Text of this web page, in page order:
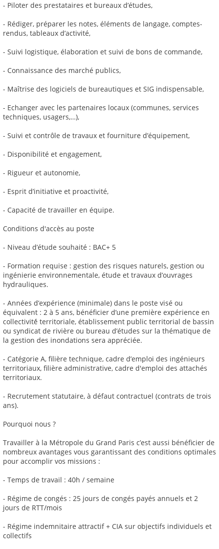
- Piloter des prestataires et bureaux d’études,
- Rédiger, préparer les notes, éléments de langage, comptes-
rendus, tableaux d’activité,
- Suivi logistique, élaboration et suivi de bons de commande,
- Connaissance des marché publics,
- Maîtrise des logiciels de bureautiques et SIG indispensable,
- Echanger avec les partenaires locaux (communes, services
techniques, usagers,…),
- Suivi et contrôle de travaux et fourniture d’équipement,
- Disponibilité et engagement,
- Rigueur et autonomie,
- Esprit d’initiative et proactivité,
- Capacité de travailler en équipe.
Conditions d'accès au poste
- Niveau d’étude souhaité : BAC+ 5
- Formation requise : gestion des risques naturels, gestion ou
ingénierie environnementale, étude et travaux d’ouvrages
hydrauliques.
- Années d’expérience (minimale) dans le poste visé ou
équivalent : 2 à 5 ans, bénéficier d’une première expérience en
collectivité́ territoriale, établissement public territorial de bassin
ou syndicat de rivière ou bureau d’études sur la thématique de
la gestion des inondations sera appréciée.
- Catégorie A, filière technique, cadre d’emploi des ingénieurs
territoriaux, filière administrative, cadre d'emploi des attachés
territoriaux.
- Recrutement statutaire, à défaut contractuel (contrats de trois
ans).
Pourquoi nous ?
Travailler à la Métropole du Grand Paris c’est aussi bénéficier de
nombreux avantages vous garantissant des conditions optimales
pour accomplir vos missions :
- Temps de travail : 40h / semaine
- Régime de congés : 25 jours de congés payés annuels et 2
jours de RTT/mois
- Régime indemnitaire attractif + CIA sur objectifs individuels et
collectifs